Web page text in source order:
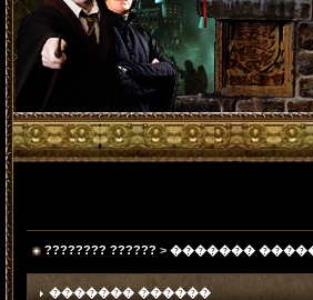
???????? ?????? > �������
������� ������